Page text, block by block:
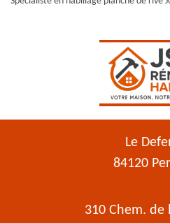
Le
84120
310 Chem. de